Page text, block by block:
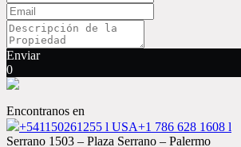
Enviar
0
Encontranos en
+541150261255 l USA+1 786 628 1608 l
Serrano 1503 – Plaza Serrano – Palermo